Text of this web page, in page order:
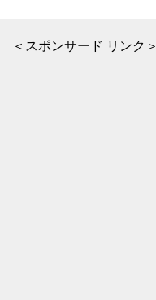
＜スポンサード リンク＞